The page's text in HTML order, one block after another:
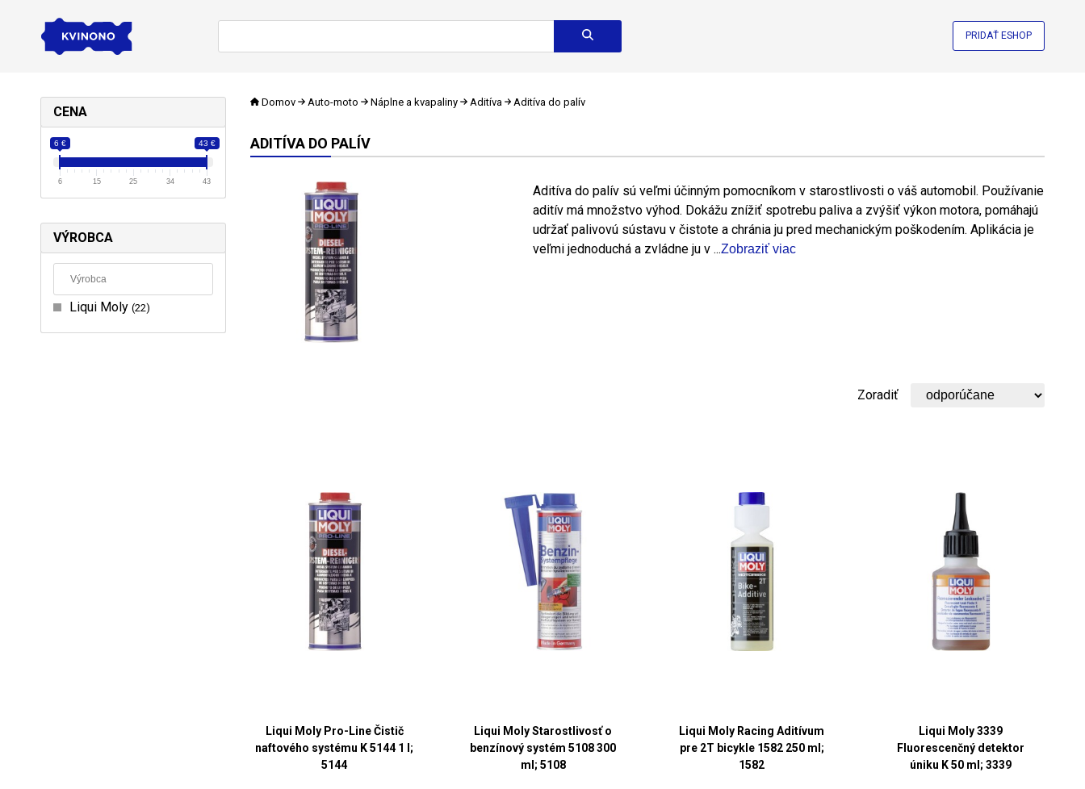
PRIDAŤ ESHOP
CENA
6 € 43 €
6 15 25 34 43
VÝROBCA
Liqui Moly 22
Domov Auto-moto Náplne a kvapaliny Aditíva Aditíva do palív
ADITÍVA DO PALÍV
Aditíva do palív sú veľmi účinným pomocníkom v starostlivosti o váš automobil. Používanie
aditív má množstvo výhod. Dokážu znížiť spotrebu paliva a zvýšiť výkon motora, pomáhajú
udržať palivovú sústavu v čistote a chránia ju pred mechanickým poškodením. Aplikácia je
veľmi jednoduchá a zvládne ju v ...Zobraziť viac
Zoradiť
Liqui Moly Pro-Line Čistič
naftového systému K 5144 1 l;
5144
Liqui Moly Starostlivosť o
benzínový systém 5108 300
ml; 5108
Liqui Moly Racing Aditívum
pre 2T bicykle 1582 250 ml;
1582
Liqui Moly 3339
Fluorescenčný detektor
úniku K 50 ml; 3339